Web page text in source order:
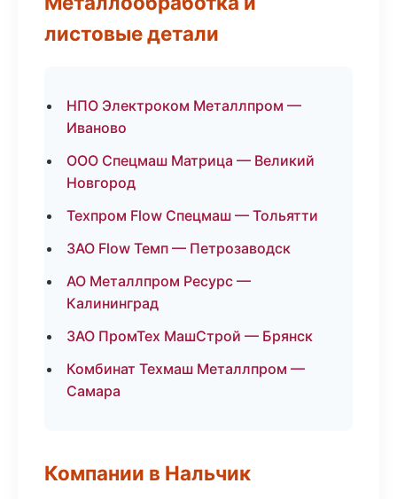
листовые детали
НПО Электроком Металлпром —
Иваново
ООО Спецмаш Матрица — Великий
Новгород
Техпром Flow Спецмаш — Тольятти
ЗАО Flow Темп — Петрозаводск
АО Металлпром Ресурс —
Калининград
ЗАО ПромТех МашСтрой — Брянск
Комбинат Техмаш Металлпром —
Самара
Компании в Нальчик